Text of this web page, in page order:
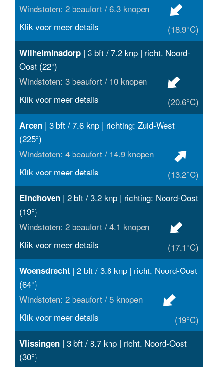
Windstoten: 2 beaufort / 6.3 knopen
(18.9°C)
Klik voor meer details
Wilhelminadorp | 3 bft / 7.2 knp | richt. Noord-
Oost (22°)
Windstoten: 3 beaufort / 10 knopen
(20.6°C)
Klik voor meer details
Arcen | 3 bft / 7.6 knp | richting: Zuid-West
(225°)
Windstoten: 4 beaufort / 14.9 knopen
(13.2°C)
Klik voor meer details
Eindhoven | 2 bft / 3.2 knp | richting: Noord-Oost
(19°)
Windstoten: 2 beaufort / 4.1 knopen
(17.1°C)
Klik voor meer details
Woensdrecht | 2 bft / 3.8 knp | richt. Noord-Oost
(64°)
Windstoten: 2 beaufort / 5 knopen
(19°C)
Klik voor meer details
Vlissingen | 3 bft / 8.7 knp | richt. Noord-Oost
(30°)